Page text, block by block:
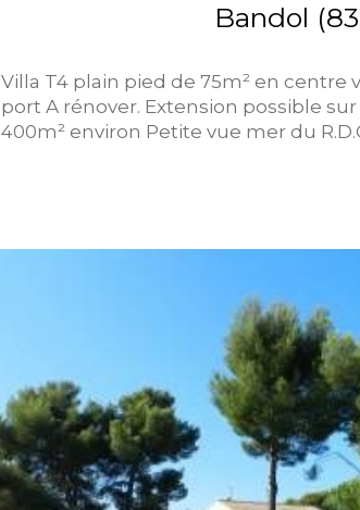
Bandol
Villa T4 plain pied de 75m² en centre
port A rénover. Extension possible
400m² environ Petite vue mer du